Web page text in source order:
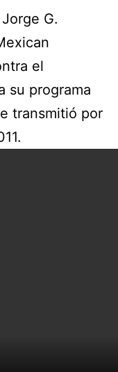
G.
el
su programa
transmitió por